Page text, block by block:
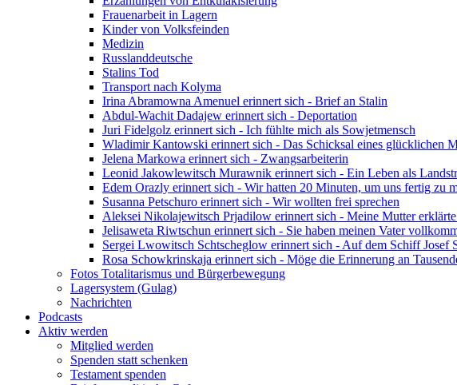
Frauenarbeit in Lagern
Kinder von Volksfeinden
Medizin
Russlanddeutsche
Stalins Tod
Transport nach Kolyma
Irina Abramowna Amenuel erinnert sich - Brief an Stalin
Abdul-Wachit Dadajew erinnert sich - Deportation
Juri Fidelgolz erinnert sich - Ich fühlte mich als Sowjetmensch
Wladimir Kantowski erinnert sich - Das Schicksal eines glücklichen
Jelena Markowa erinnert sich - Zwangsarbeiterin
Leonid Jakowlewitsch Murawnik erinnert sich - Ein Leben als
Edem Orazly erinnert sich - Wir hatten 20 Minuten, um uns fertig zu
Susanna Petschuro erinnert sich - Wir wollten frei sprechen
Aleksei Nikolajewitsch Prjadilow erinnert sich - Meine Mutter
Jelisaweta Riwtschun erinnert sich - Sie haben meinen Vater
Sergei Lwowitsch Schtscheglow erinnert sich - Auf dem Schiff Josef
Rosa Schowkrinskaja erinnert sich - Möge die Erinnerung an
Fotos Totalitarismus und Bürgerbewegung
Lagersystem (Gulag)
Nachrichten
Podcasts
Aktiv werden
Mitglied werden
Spenden statt schenken
Testament spenden